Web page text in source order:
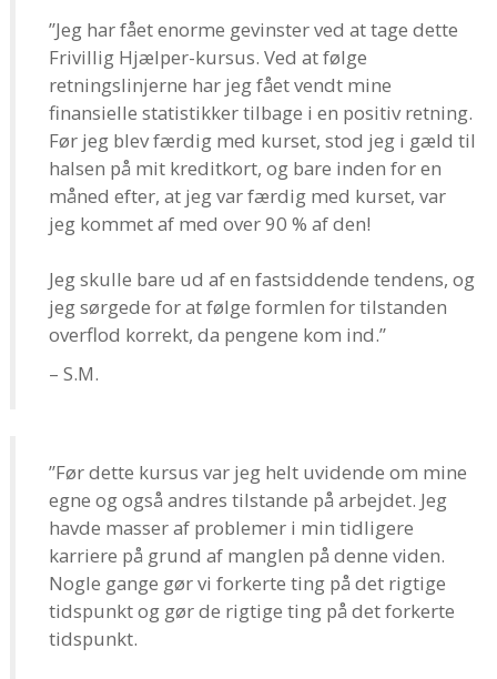
”Jeg har fået enorme gevinster ved at tage dette
Frivillig Hjælper-kursus. Ved at følge
retningslinjerne har jeg fået vendt mine
finansielle statistikker tilbage i en positiv retning.
Før jeg blev færdig med kurset, stod jeg i gæld til
halsen på mit kreditkort, og bare inden for en
måned efter, at jeg var færdig med kurset, var
jeg kommet af med over 90 % af den!
Jeg skulle bare ud af en fastsiddende tendens, og
jeg sørgede for at følge formlen for tilstanden
overflod korrekt, da pengene kom ind.”
– S.M.
”Før dette kursus var jeg helt uvidende om mine
egne og også andres tilstande på arbejdet. Jeg
havde masser af problemer i min tidligere
karriere på grund af manglen på denne viden.
Nogle gange gør vi forkerte ting på det rigtige
tidspunkt og gør de rigtige ting på det forkerte
tidspunkt.